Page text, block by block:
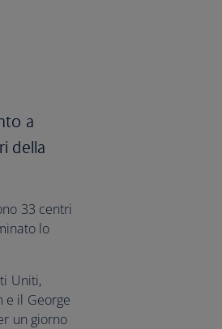
a
della
33 centri
lo
Uniti,
e il George
un giorno